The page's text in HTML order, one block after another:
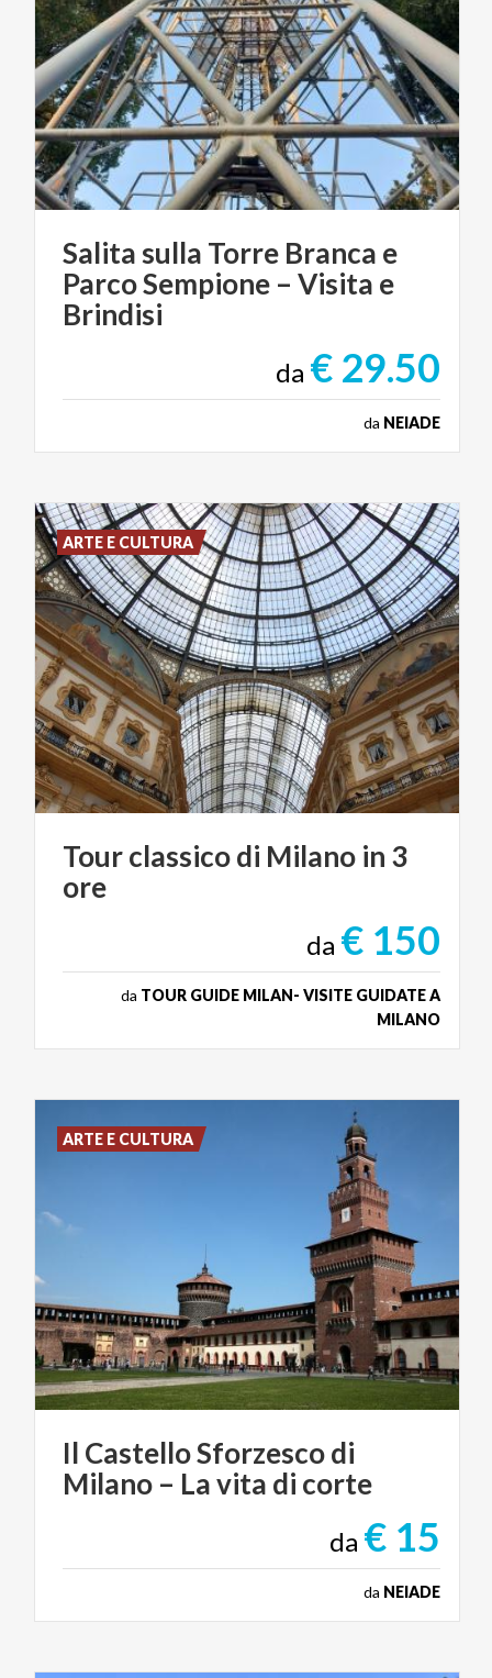
Salita sulla Torre Branca e
Parco Sempione – Visita e
Brindisi
da € 29.50
da NEIADE
Tourclassicodi Milano in 3
ore
da € 150
da TOUR GUIDE MILAN- VISITE GUIDATE A
MILANO
ARTE E CULTURA
Il CastelloSforzescodi
Milano – Lavita di corte
da € 15
da NEIADE
ARTE E CULTURA